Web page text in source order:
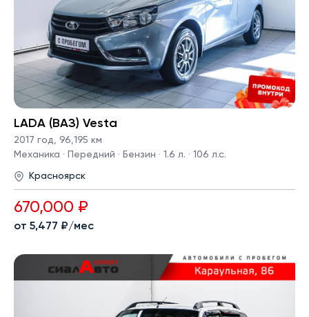
LADA (ВАЗ) Vesta
2017 год, 96,195 км
Механика · Передний · Бензин · 1.6 л. · 106 л.с.
Красноярск
670,000 ₽
от 5,477 ₽/мес